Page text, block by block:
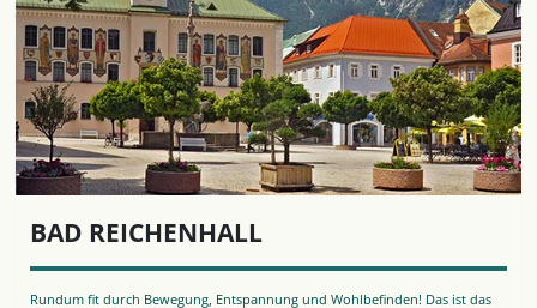
BAD REICHENHALL
Rundum fit durch Bewegung, Entspannung und Wohlbefinden! Das ist das